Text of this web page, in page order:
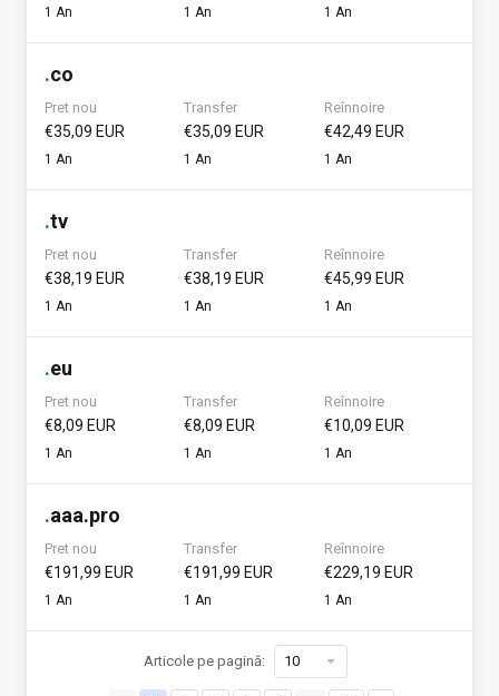
1 An 1 An 1 An
.co
Pret nou
€35,09 EUR
1 An
Transfer
€35,09 EUR
1 An
Reînnoire
€42,49 EUR
1 An
.tv
Pret nou
€38,19 EUR
1 An
Transfer
€38,19 EUR
1 An
Reînnoire
€45,99 EUR
1 An
.eu
Pret nou
€8,09 EUR
1 An
Transfer
€8,09 EUR
1 An
Reînnoire
€10,09 EUR
1 An
.aaa.pro
Pret nou
€191,99 EUR
1 An
Transfer
€191,99 EUR
1 An
Reînnoire
€229,19 EUR
1 An
Articole pe pagină: